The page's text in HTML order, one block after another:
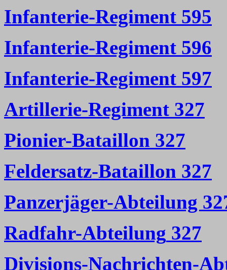
Infanterie-Regiment 595
Infanterie-Regiment 596
Infanterie-Regiment 597
Artillerie-Regiment 327
Pionier-Bataillon 327
Feldersatz-Bataillon 327
Panzerjäger-Abteilung
Radfahr-Abteilung 327
Divisions-Nachrichten-